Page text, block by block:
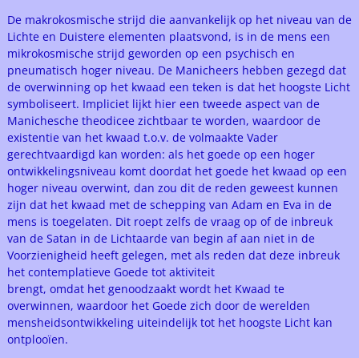
De makrokosmische strijd die aanvankelijk op het niveau van de
Lichte en Duistere elementen plaatsvond, is in de mens een
mikrokosmische strijd geworden op een psychisch en
pneumatisch hoger niveau. De Manicheers hebben gezegd dat
de overwinning op het kwaad een teken is dat het hoogste Licht
symboliseert. Impliciet lijkt hier een tweede aspect van de
Manichesche theodicee zichtbaar te worden, waardoor de
existentie van het kwaad t.o.v. de volmaakte Vader
gerechtvaardigd kan worden: als het goede op een hoger
ontwikkelingsniveau komt doordat het goede het kwaad op een
hoger niveau overwint, dan zou dit de reden geweest kunnen
zijn dat het kwaad met de schepping van Adam en Eva in de
mens is toegelaten. Dit roept zelfs de vraag op of de inbreuk
van de Satan in de Lichtaarde van begin af aan niet in de
Voorzienigheid heeft gelegen, met als reden dat deze inbreuk
het contemplatieve Goede tot aktiviteit
brengt, omdat het genoodzaakt wordt het Kwaad te
overwinnen, waardoor het Goede zich door de werelden
mensheidsontwikkeling uiteindelijk tot het hoogste Licht kan
ontplooïen.